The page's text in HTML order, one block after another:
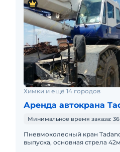
Химки и ещё 14 городов
Аренда автокрана
Минимальное время заказа: 36
Пневмоколесный кран
выпуска, основная стрела